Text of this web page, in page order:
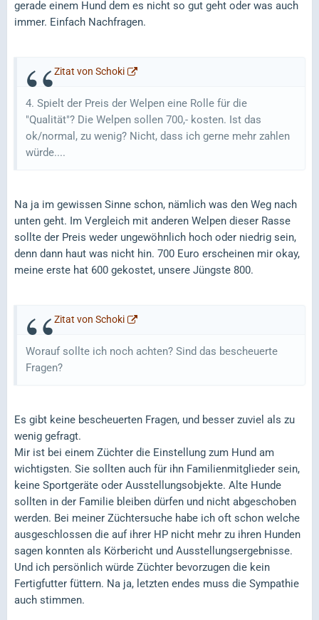
gerade einem Hund dem es nicht so gut geht oder was auch
immer. Einfach Nachfragen.
Zitat von Schoki
4. Spielt der Preis der Welpen eine Rolle für die
"Qualität"? Die Welpen sollen 700,- kosten. Ist das
ok/normal, zu wenig? Nicht, dass ich gerne mehr zahlen
würde....
Na ja im gewissen Sinne schon, nämlich was den Weg nach
unten geht. Im Vergleich mit anderen Welpen dieser Rasse
sollte der Preis weder ungewöhnlich hoch oder niedrig sein,
denn dann haut was nicht hin. 700 Euro erscheinen mir okay,
meine erste hat 600 gekostet, unsere Jüngste 800.
Zitat von Schoki
Worauf sollte ich noch achten? Sind das bescheuerte
Fragen?
Es gibt keine bescheuerten Fragen, und besser zuviel als zu
wenig gefragt.
Mir ist bei einem Züchter die Einstellung zum Hund am
wichtigsten. Sie sollten auch für ihn Familienmitglieder sein,
keine Sportgeräte oder Ausstellungsobjekte. Alte Hunde
sollten in der Familie bleiben dürfen und nicht abgeschoben
werden. Bei meiner Züchtersuche habe ich oft schon welche
ausgeschlossen die auf ihrer HP nicht mehr zu ihren Hunden
sagen konnten als Körbericht und Ausstellungsergebnisse.
Und ich persönlich würde Züchter bevorzugen die kein
Fertigfutter füttern. Na ja, letzten endes muss die Sympathie
auch stimmen.